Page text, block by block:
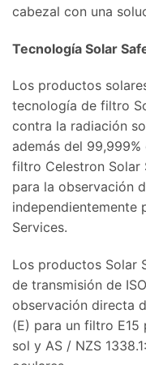
cabezal con una
Tecnología Solar
Los productos
tecnología de filtro
contra la radiación
además del
filtro Celestron Solar
para la observación
independientemente
Services.
Los productos Solar
de transmisión de
observación directa
(E) para un filtro
sol y AS / NZS